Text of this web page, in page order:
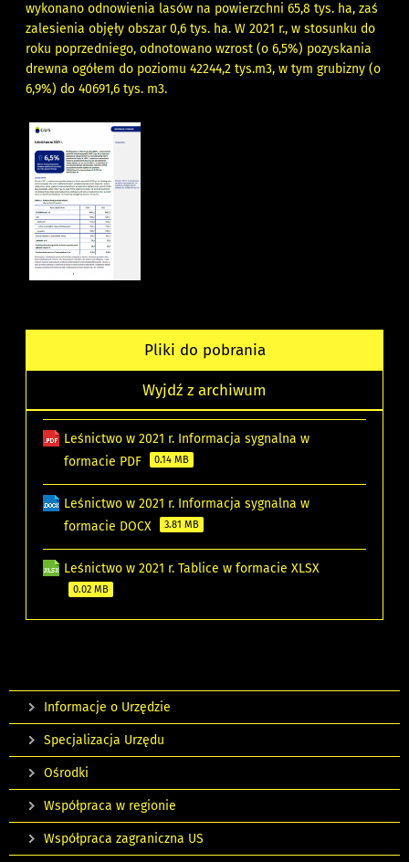
wykonano odnowienia lasów na powierzchni 65,8 tys. ha, zaś
zalesienia objęły obszar 0,6 tys. ha. W 2021 r., w stosunku do
roku poprzedniego, odnotowano wzrost (o 6,5%) pozyskania
drewna ogółem do poziomu 42244,2 tys.m3, w tym grubizny (o
6,9%) do 40691,6 tys. m3.
Pliki do pobrania
Wyjdź z archiwum
Leśnictwo w 2021 r. Informacja sygnalna w
formacie PDF
0.14 MB
Leśnictwo w 2021 r. Informacja sygnalna w
formacie DOCX
3.81 MB
Leśnictwo w 2021 r. Tablice w formacie XLSX
0.02 MB
Informacje o Urzędzie
Specjalizacja Urzędu
Ośrodki
Współpraca w regionie
Współpraca zagraniczna US